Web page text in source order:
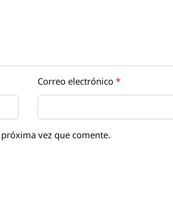
Correo electrónico*
vez que comente.